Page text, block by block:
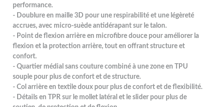
performance.
- Doublure en maille 3D pour une respirabilité et une légèreté
accrues, avec micro-suède antidérapant sur le talon.
- Point de flexion arrière en microfibre douce pour améliorer la
flexion et la protection arrière, tout en offrant structure et
confort.
- Quartier médial sans couture combiné à une zone en TPU
souple pour plus de confort et de structure.
- Col arrière en textile doux pour plus de confort et de flexibilité.
- Détails en TPR sur le mollet latéral et le slider pour plus de